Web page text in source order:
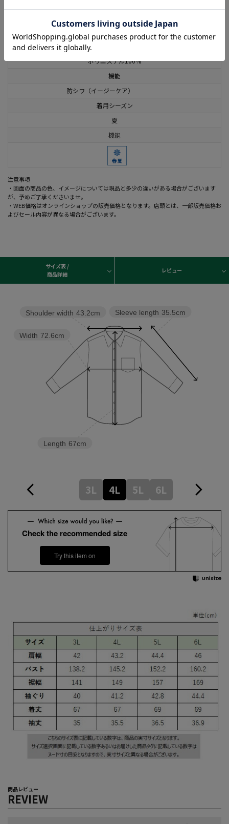
ポリエステル100%
機能
防シワ（イージーケア）
着用シーズン
夏
機能
注意事項
・画面の商品の色、イメージについては現品と多少の違いがある場合がございます
が、予めご了承くださいませ。
・WEB価格はオンラインショップの販売価格となります。店頭とは、一部販売価格お
よびセール内容が異なる場合がございます。
この商品に関するお問い合わせはこちら
サイズ表 /
商品詳細
レビュー
Sleeve length 35.5cm
Length 67cm
Width 72.6cm
Shoulder width 43.2cm
3L 4L 5L 6L
Check the recommended size
Try this item on
商品レビュー
REVIEW